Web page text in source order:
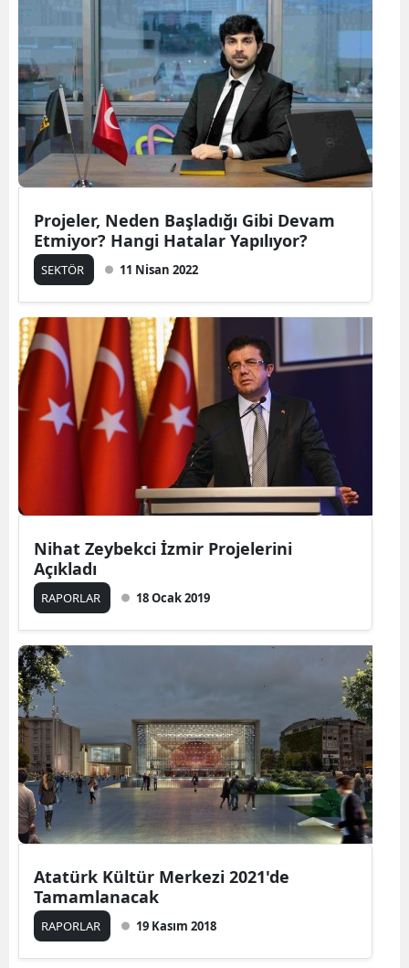
Projeler, Neden Başladığı Gibi Devam
Etmiyor? Hangi Hatalar Yapılıyor?
SEKTÖR 11 Nisan 2022
Nihat Zeybekci İzmir Projelerini
Açıkladı
RAPORLAR 18 Ocak 2019
Atatürk Kültür Merkezi 2021'de
Tamamlanacak
RAPORLAR 19 Kasım 2018